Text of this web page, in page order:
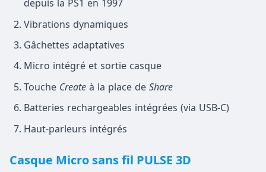
depuis la PS1 en 1997
Vibrations dynamiques
Gâchettes adaptatives
Micro intégré et sortie casque
Touche Create à la place de Share
Batteries rechargeables intégrées (via USB-C)
Haut-parleurs intégrés
Casque Micro sans fil PULSE 3D